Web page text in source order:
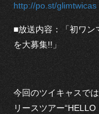
http://po.st/glimtwicas
■放送内容：「初ワン
を大募集!!」
今回のツイキャスで
リースツアー